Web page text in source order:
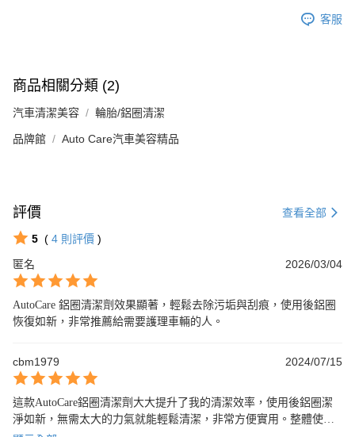
客服
商品相關分類 (2)
汽車清潔美容 輪胎/鋁圈清潔
品牌館 Auto Care汽車美容精品
評價 查看全部
5 ( 4 則評價 )
匿名
2026/03/04
AutoCare 鋁圈清潔劑效果顯著，輕鬆去除污垢與刮痕，使用後鋁圈
恢復如新，非常推薦給需要護理車輛的人。
cbm1979 2024/07/15
這款AutoCare鋁圈清潔劑大大提升了我的清潔效率，使用後鋁圈潔
淨如新，無需太大的力氣就能輕鬆清潔，非常方便實用。整體使用